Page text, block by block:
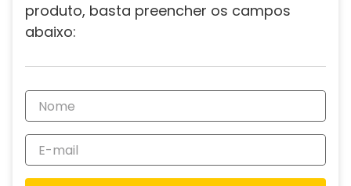
produto, basta preencher os campos
abaixo: